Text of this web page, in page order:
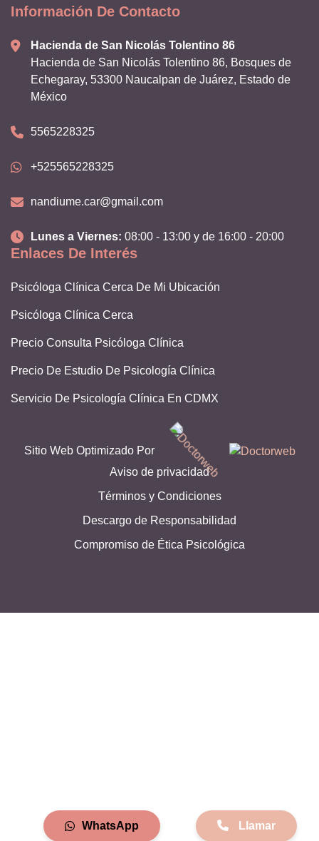
WhatsApp Llamar
Información De Contacto
Hacienda de San Nicolás Tolentino 86
Hacienda de San Nicolás Tolentino 86, Bosques de
Echegaray, 53300 Naucalpan de Juárez, Estado de
México
5565228325
+525565228325
nandiume.car@gmail.com
Lunes a Viernes: 08:00 - 13:00 y de 16:00 - 20:00
Enlaces De Interés
Psicóloga Clínica Cerca De Mi Ubicación
Psicóloga Clínica Cerca
Precio Consulta Psicóloga Clínica
Precio De Estudio De Psicología Clínica
Servicio De Psicología Clínica En CDMX
Especialidad En Psicología Clínica En CDMX
Buscar Un Psicólogo Clínico
Busco Un Psicólogo Clínico
Psicología Clínica Presencial
Sitio Web Optimizado Por
Aviso de privacidad
Términos y Condiciones
Descargo de Responsabilidad
Compromiso de Ética Psicológica